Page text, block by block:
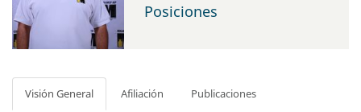
Posiciones
Visión General Afiliación Publicaciones